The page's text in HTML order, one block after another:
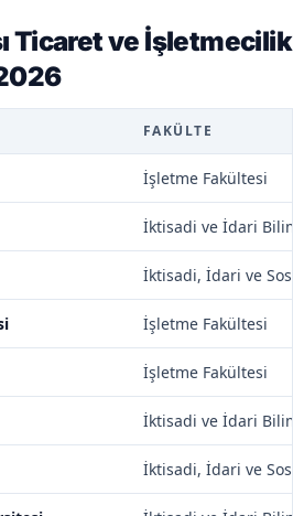
Ticaret ve İşletmecilik
FAKÜLTE
İşletme Fakültesi
İktisadi ve İdari
İktisadi, İdari ve
İşletme Fakültesi
İşletme Fakültesi
İktisadi ve İdari
İktisadi, İdari ve